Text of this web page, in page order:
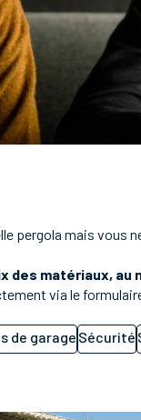
pergola mais vous
des matériaux,
via le
de garage Sécurité